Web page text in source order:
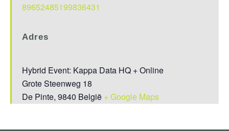
89652485199836431
Adres
Hybrid Event: Kappa Data HQ + Online
Grote Steenweg 18
De Pinte, 9840 België + Google Maps